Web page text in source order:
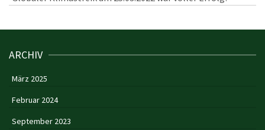
ARCHIV
März 2025
Februar 2024
September 2023